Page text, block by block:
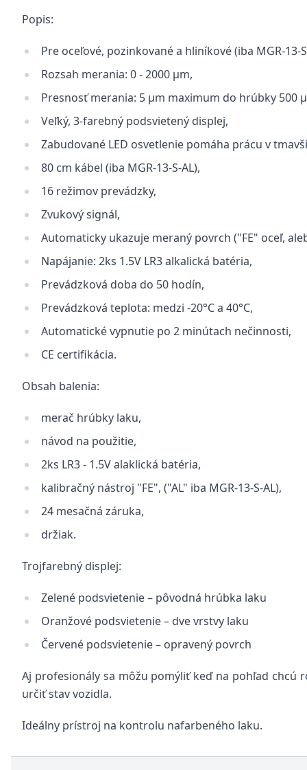
Popis:
Pre oceľové, pozinkované a hliníkové (iba MGR-13-
Rozsah merania: 0 - 2000 μm,
Presnosť merania: 5 μm maximum do hrúbky 500
Veľký, 3-farebný podsvietený displej,
Zabudované LED osvetlenie pomáha prácu v
80 cm kábel (iba MGR-13-S-AL),
16 režimov prevádzky,
Zvukový signál,
Automaticky ukazuje meraný povrch ("FE" oceľ,
Napájanie: 2ks 1.5V LR3 alkalická batéria,
Prevádzková doba do 50 hodín,
Prevádzková teplota: medzi -20°C a 40°C,
Automatické vypnutie po 2 minútach nečinnosti,
CE certifikácia.
Obsah balenia:
merač hrúbky laku,
návod na použitie,
2ks LR3 - 1.5V alaklická batéria,
kalibračný nástroj "FE", ("AL" iba MGR-13-S-AL),
24 mesačná záruka,
držiak.
Trojfarebný displej:
Zelené podsvietenie – pôvodná hrúbka laku
Oranžové podsvietenie – dve vrstvy laku
Červené podsvietenie – opravený povrch
Aj profesionály sa môžu pomýliť keď na pohľad chcú
určiť stav vozidla.
Ideálny prístroj na kontrolu nafarbeného laku.